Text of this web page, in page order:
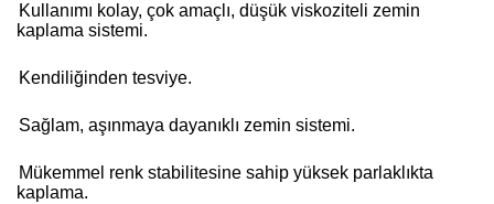
Kullanımı kolay, çok amaçlı, düşük viskoziteli zemin
kaplama sistemi.
Kendiliğinden tesviye.
Sağlam, aşınmaya dayanıklı zemin sistemi.
Mükemmel renk stabilitesine sahip yüksek parlaklıkta
kaplama.